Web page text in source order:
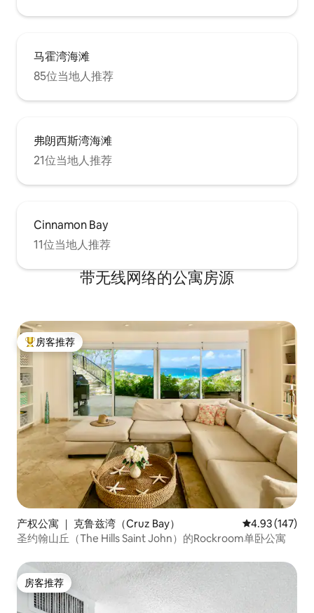
马霍湾海滩
85位当地人推荐
弗朗西斯湾海滩
21位当地人推荐
Cinnamon Bay
11位当地人推荐
带无线网络的公寓房源
热门「房客推荐」
房客推荐
产权公寓 ｜ 克鲁兹湾（Cruz Bay） 平均评分 4.93
4.93 (147)
圣约翰山丘（The Hills Saint John）的Rockroom单卧公寓
房客推荐
房客推荐